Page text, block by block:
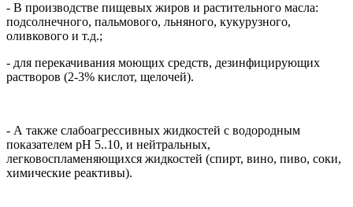
- В производстве пищевых жиров и растительного масла:
подсолнечного, пальмового, льняного, кукурузного,
оливкового и т.д.;
- для перекачивания моющих средств, дезинфицирующих
растворов (2-3% кислот, щелочей).
- А также слабоагрессивных жидкостей с водородным
показателем pH 5..10, и нейтральных,
легковоспламеняющихся жидкостей (спирт, вино, пиво, соки,
химические реактивы).